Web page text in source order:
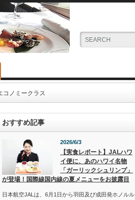
ノミークラス
おすすめ記事
2026/6/3
【実食レポート】JALハワ
イ便に、あのハワイ名物
「ガーリックシュリンプ」
が登場！国際線国内線の夏メニューをお披露目
日本航空JALは、6月1日から羽田及び成田発ホノルル